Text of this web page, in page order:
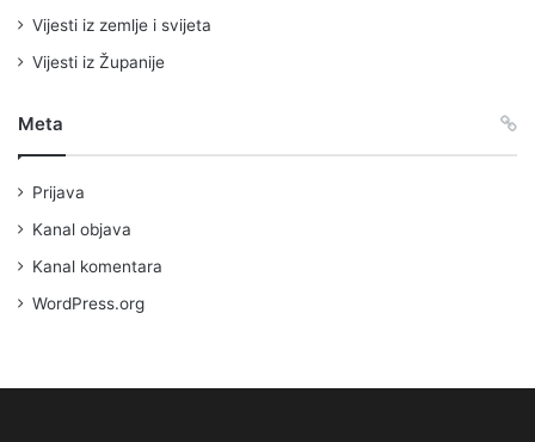
Vijesti iz zemlje i svijeta
Vijesti iz Županije
Meta
Prijava
Kanal objava
Kanal komentara
WordPress.org